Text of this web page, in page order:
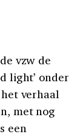
vzw de
light’ onder
verhaal
met nog
een